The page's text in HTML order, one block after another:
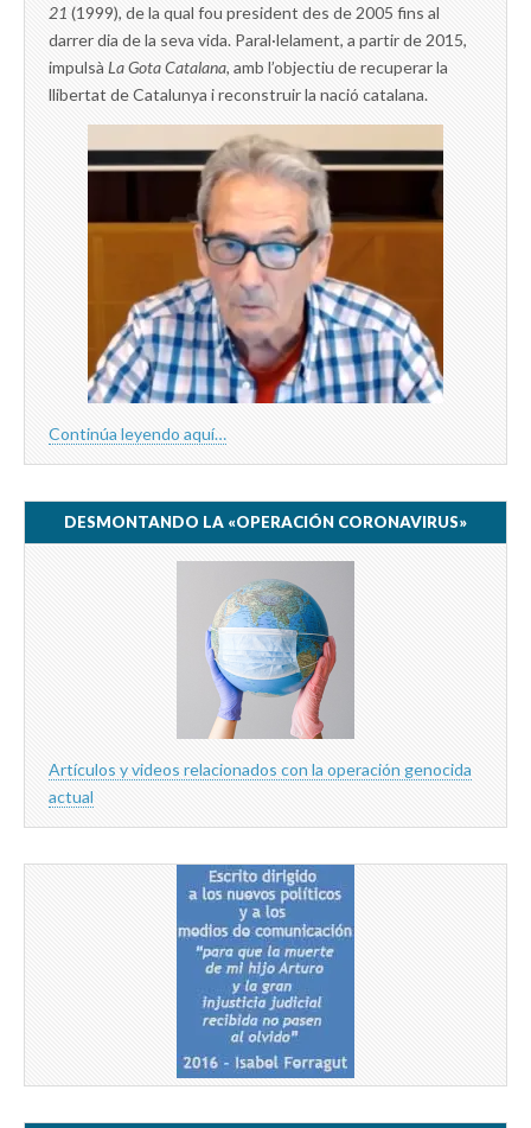
21 (1999), de la qual fou president des de 2005 fins al
darrer dia de la seva vida. Paral·lelament, a partir de 2015,
impulsà La Gota Catalana, amb l’objectiu de recuperar la
llibertat de Catalunya i reconstruir la nació catalana.
Continúa leyendo aquí…
DESMONTANDO LA «OPERACIÓN CORONAVIRUS»
Artículos y videos relacionados con la operación genocida
actual